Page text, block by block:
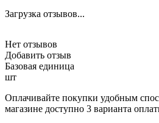
Загрузка отзывов...
Нет отзывов
Добавить отзыв
Базовая единица
шт
Оплачивайте покупки удобным
магазине доступно 3 варианта